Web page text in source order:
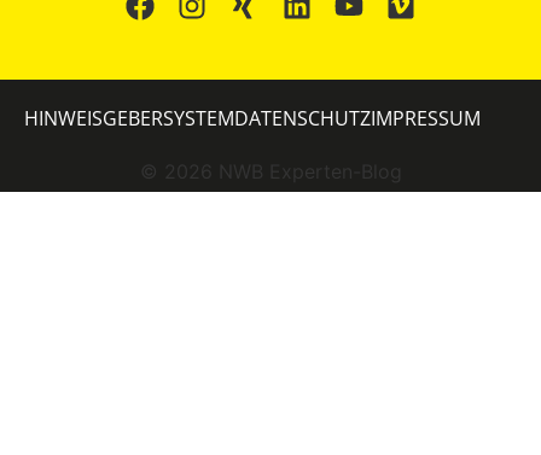
© 2026 NWB Experten-Blog
HINWEISGEBERSYSTEMDATENSCHUTZIMPRESSUM